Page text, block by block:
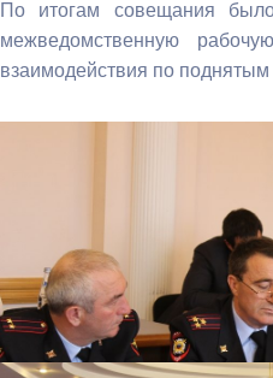
По итогам совещания
межведомственную
взаимодействия по